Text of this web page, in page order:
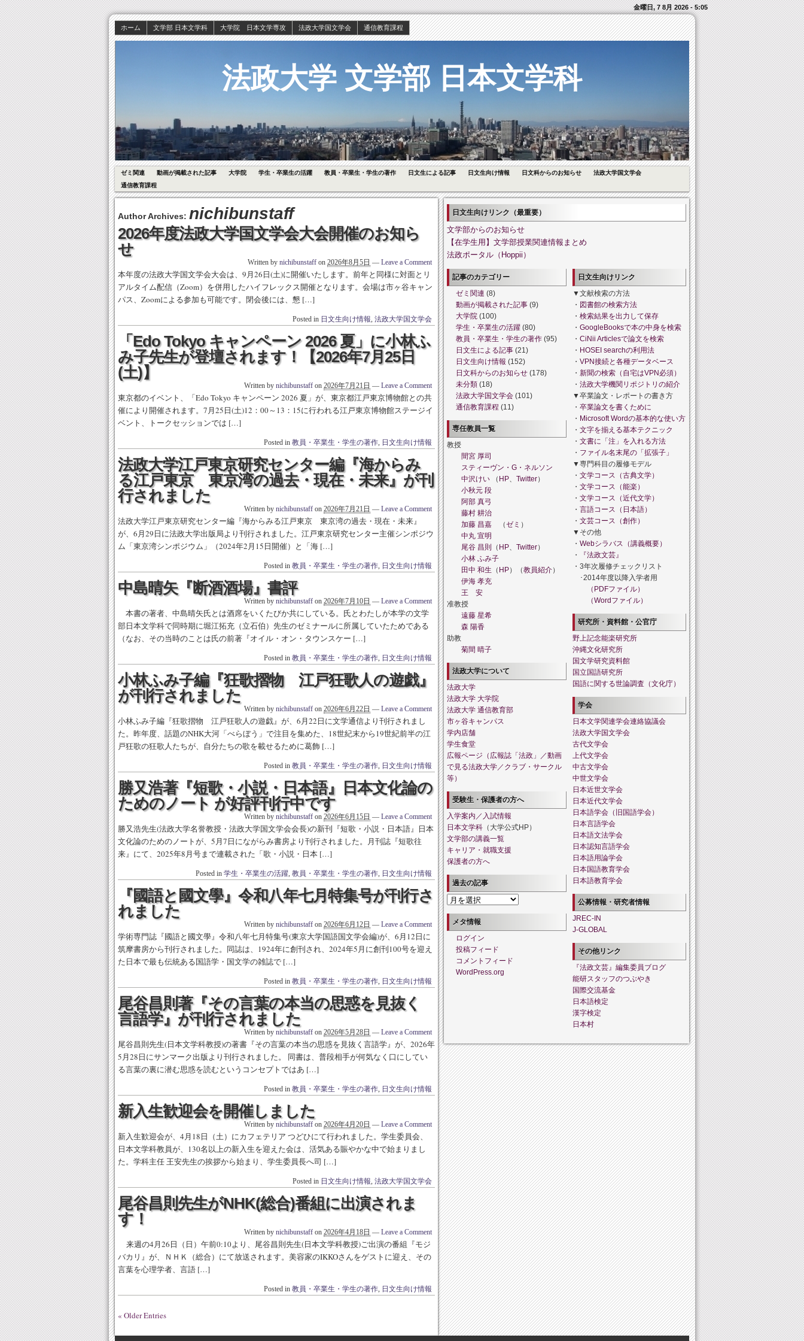
金曜日, 7 8月 2026 - 5:05
ホーム 文学部 日本文学科 大学院 日本文学専攻 法政大学国文学会 通信教育課程
法政大学 文学部 日本文学科
ゼミ関連 動画が掲載された記事 大学院 学生・卒業生の活躍 教員・卒業生・学生の著作 日文生による記事 日文生向け情報 日文科からのお知らせ
法政大学国文学会
通信教育課程
Author Archives: nichibunstaff
2026年度法政大学国文学会大会開催のお知ら
せ
Written by nichibunstaff on 2026年8月5日 — Leave a Comment
本年度の法政大学国文学会大会は、9月26日(土)に開催いたします。前年と同様に対面とリ
アルタイム配信（Zoom）を併用したハイフレックス開催となります。会場は市ヶ谷キャン
パス、Zoomによる参加も可能です。閉会後には、懇 […]
Posted in 日文生向け情報, 法政大学国文学会
「Edo Tokyo キャンペーン 2026 夏」に小林ふ
み子先生が登壇されます！【2026年7月25日
(土)】
Written by nichibunstaff on 2026年7月21日 — Leave a Comment
東京都のイベント、「Edo Tokyo キャンペーン 2026 夏」が、東京都江戸東京博物館との共
催により開催されます。7月25日(土)12：00～13：15に行われる江戸東京博物館ステージイ
ベント、トークセッションでは […]
Posted in 教員・卒業生・学生の著作, 日文生向け情報
法政大学江戸東京研究センター編『海からみ
る江戸東京 東京湾の過去・現在・未来』が刊
行されました
Written by nichibunstaff on 2026年7月21日 — Leave a Comment
法政大学江戸東京研究センター編『海からみる江戸東京 東京湾の過去・現在・未来』
が、6月29日に法政大学出版局より刊行されました。江戸東京研究センター主催シンポジウ
ム「東京湾シンポジウム」（2024年2月15日開催）と「海 […]
Posted in 教員・卒業生・学生の著作, 日文生向け情報
中島晴矢『断酒酒場』書評
Written by nichibunstaff on 2026年7月10日 — Leave a Comment
本書の著者、中島晴矢氏とは酒席をいくたびか共にしている。氏とわたしが本学の文学
部日本文学科で同時期に堀江拓充（立石伯）先生のゼミナールに所属していたためである
（なお、その当時のことは氏の前著『オイル・オン・タウンスケー […]
Posted in 教員・卒業生・学生の著作, 日文生向け情報
小林ふみ子編『狂歌摺物 江戸狂歌人の遊戯』
が刊行されました
Written by nichibunstaff on 2026年6月22日 — Leave a Comment
小林ふみ子編『狂歌摺物 江戸狂歌人の遊戯』が、6月22日に文学通信より刊行されまし
た。昨年度、話題のNHK大河「べらぼう」で注目を集めた、18世紀末から19世紀前半の江
戸狂歌の狂歌人たちが、自分たちの歌を載せるために葛飾 […]
Posted in 教員・卒業生・学生の著作, 日文生向け情報
勝又浩著『短歌・小説・日本語』日本文化論の
ためのノート が好評刊行中です
Written by nichibunstaff on 2026年6月15日 — Leave a Comment
勝又浩先生(法政大学名誉教授・法政大学国文学会会長)の新刊『短歌・小説・日本語』日本
文化論のためのノートが、5月7日にながらみ書房より刊行されました。月刊誌『短歌往
来』にて、2025年8月号まで連載された「歌・小説・日本 […]
Posted in 学生・卒業生の活躍, 教員・卒業生・学生の著作, 日文生向け情報
『國語と國文學』令和八年七月特集号が刊行さ
れました
Written by nichibunstaff on 2026年6月12日 — Leave a Comment
学術専門誌『國語と國文學』令和八年七月特集号(東京大学国語国文学会編)が、6月12日に
筑摩書房から刊行されました。同誌は、1924年に創刊され、2024年5月に創刊100号を迎え
た日本で最も伝統ある国語学・国文学の雑誌で […]
Posted in 教員・卒業生・学生の著作, 日文生向け情報
尾谷昌則著『その言葉の本当の思惑を見抜く
言語学』が刊行されました
Written by nichibunstaff on 2026年5月28日 — Leave a Comment
尾谷昌則先生(日本文学科教授)の著書『その言葉の本当の思惑を見抜く言語学』が、2026年
5月28日にサンマーク出版より刊行されました。 同書は、普段相手が何気なく口にしてい
る言葉の裏に潜む思惑を読むというコンセプトではあ […]
Posted in 教員・卒業生・学生の著作, 日文生向け情報
新入生歓迎会を開催しました
Written by nichibunstaff on 2026年4月20日 — Leave a Comment
新入生歓迎会が、4月18日（土）にカフェテリア つどひにて行われました。学生委員会、
日本文学科教員が、130名以上の新入生を迎えた会は、活気ある賑やかな中で始まりまし
た。学科主任 王安先生の挨拶から始まり、学生委員長へ司 […]
Posted in 日文生向け情報, 法政大学国文学会
尾谷昌則先生がNHK(総合)番組に出演されま
す！
Written by nichibunstaff on 2026年4月18日 — Leave a Comment
来週の4月26日（日）午前0:10より、尾谷昌則先生(日本文学科教授)ご出演の番組『モジ
バカリ』が、ＮＨＫ（総合）にて放送されます。美容家のIKKOさんをゲストに迎え、その
言葉を心理学者、言語 […]
Posted in 教員・卒業生・学生の著作, 日文生向け情報
« Older Entries
日文生向けリンク（最重要）
文学部からのお知らせ
【在学生用】文学部授業関連情報まとめ
法政ポータル（Hoppii）
記事のカテゴリー
ゼミ関連 (8)
動画が掲載された記事 (9)
大学院 (100)
学生・卒業生の活躍 (80)
教員・卒業生・学生の著作 (95)
日文生による記事 (21)
日文生向け情報 (152)
日文科からのお知らせ (178)
未分類 (18)
法政大学国文学会 (101)
通信教育課程 (11)
専任教員一覧
教授
間宮 厚司
スティーヴン・G・ネルソン
中沢けい （ HP、 Twitter）
小秋元 段
阿部 真弓
藤村 耕治
加藤 昌嘉 （ゼミ ）
中丸 宣明
尾谷 昌則
（ HP、 Twitter）
小林 ふみ子
田中 和生 （ HP）（教員紹介）
伊海 孝充
王 安
准教授
遠藤 星希
森 陽香
助教
菊間 晴子
法政大学について
法政大学
法政大学 大学院
法政大学 通信教育部
市ヶ谷キャンパス
学内店舗
学生食堂
広報ページ（広報誌「法政」／動画
で見る法政大学／クラブ・サークル
等）
受験生・保護者の方へ
入学案内／入試情報
日本文学科 （大学公式HP）
文学部の講義一覧
キャリア・就職支援
保護者の方へ
過去の記事
過
記
メタ情報
ログイン
投稿フィード
コメントフィード
WordPress.org
日文生向けリンク
▼文献検索の方法
・ 図書館の検索方法
・ 検索結果を出力して保存
・ GoogleBooksで本の中身を検索
・ CiNii Articlesで論文を検索
・ HOSEI searchの利用法
・ VPN接続と各種データベース
・ 新聞の検索（自宅はVPN必須）
・ 法政大学機関リポジトリの紹介
▼卒業論文・レポートの書き方
・ 卒業論文を書くために
・ Microsoft Wordの基本的な使い方
・ 文字を揃える基本テクニック
・ 文書に「注」を入れる方法
・ ファイル名末尾の「拡張子」
▼専門科目の履修モデル
・ 文学コース（古典文学）
・ 文学コース（能楽）
・ 文学コース（近代文学）
・ 言語コース（日本語）
・ 文芸コース（創作）
▼その他
・ Webシラバス（講義概要）
・
『法政文芸』
・3年次履修チェックリスト
･2014年度以降入学者用
（PDFファイル）
（Wordファイル）
研究所・資料館・公官庁
野上記念能楽研究所
沖縄文化研究所
国文学研究資料館
国立国語研究所
国語に関する世論調査（文化庁）
学会
日本文学関連学会連絡協議会
法政大学国文学会
古代文学会
上代文学会
中古文学会
中世文学会
日本近世文学会
日本近代文学会
日本語学会（旧国語学会）
日本言語学会
日本語文法学会
日本認知言語学会
日本語用論学会
日本国語教育学会
日本語教育学会
公募情報・研究者情報
JREC-IN
J-GLOBAL
その他リンク
『法政文芸』編集委員ブログ
能研スタッフのつぶやき
国際交流基金
日本語検定
漢字検定
日本村